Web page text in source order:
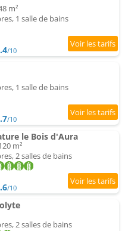
m²
1 salle de bains
/10
1 salle de bains
/10
le Bois d'Aura
m²
2 salles de bains
/10
2 salles de bains